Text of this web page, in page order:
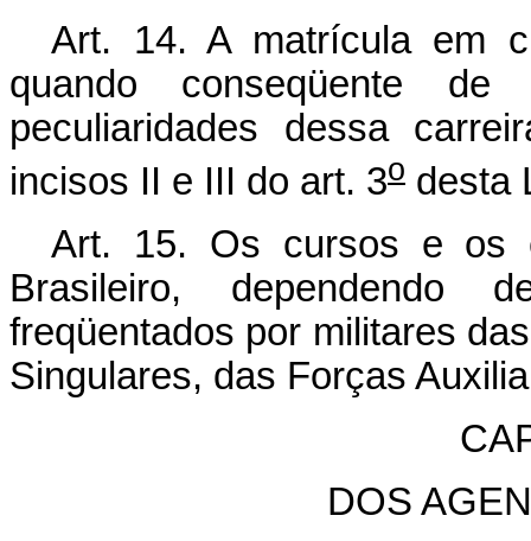
Art. 14. A matrícula em
quando conseqüente
peculiaridades dessa
incisos II e III do art. 3o desta
Art. 15. Os cursos e os
Brasileiro, dependendo
freqüentados por militares
Singulares, das Forças
DOS